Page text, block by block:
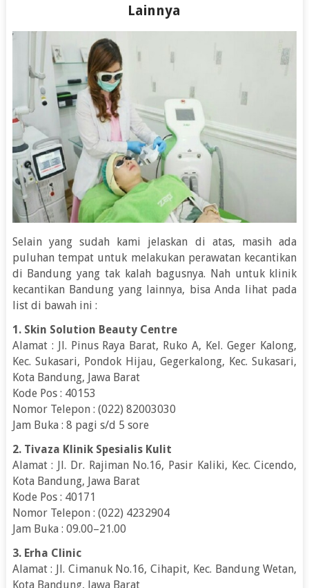
Lainnya
Selain yang sudah kami jelaskan di atas, masih ada
puluhan tempat untuk melakukan perawatan kecantikan
di Bandung yang tak kalah bagusnya. Nah untuk klinik
kecantikan Bandung yang lainnya, bisa Anda lihat pada
list di bawah ini :
1. Skin Solution Beauty Centre
Alamat : Jl. Pinus Raya Barat, Ruko A, Kel. Geger Kalong,
Kec. Sukasari, Pondok Hijau, Gegerkalong, Kec. Sukasari,
Kota Bandung, Jawa Barat
Kode Pos : 40153
Nomor Telepon : (022) 82003030
Jam Buka : 8 pagi s/d 5 sore
2. Tivaza Klinik Spesialis Kulit
Alamat : Jl. Dr. Rajiman No.16, Pasir Kaliki, Kec. Cicendo,
Kota Bandung, Jawa Barat
Kode Pos : 40171
Nomor Telepon : (022) 4232904
Jam Buka : 09.00–21.00
3. Erha Clinic
Alamat : Jl. Cimanuk No.16, Cihapit, Kec. Bandung Wetan,
Kota Bandung, Jawa Barat